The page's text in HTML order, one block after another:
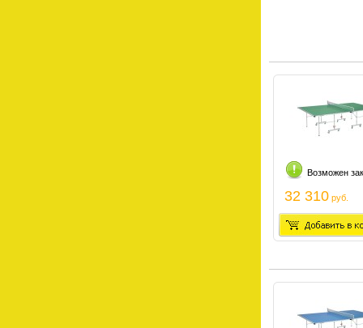
Возможен
32 310 руб.